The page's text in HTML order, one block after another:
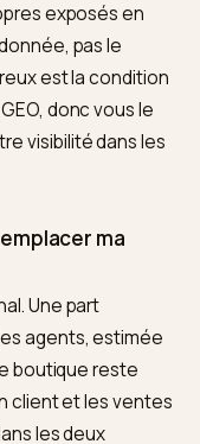
être
et achetable par la
et concerne-
est conçu par
ChatGPT lancé
Shopify,
la plateforme sont
de cette